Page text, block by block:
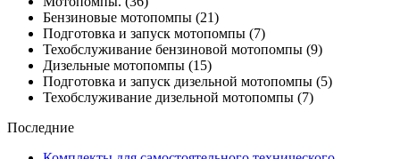
Бензиновые мотопомпы (21)
Подготовка и запуск мотопомпы (7)
Техобслуживание бензиновой мотопомпы (9)
Дизельные мотопомпы (15)
Подготовка и запуск дизельной мотопомпы (5)
Техобслуживание дизельной мотопомпы (7)
Последние